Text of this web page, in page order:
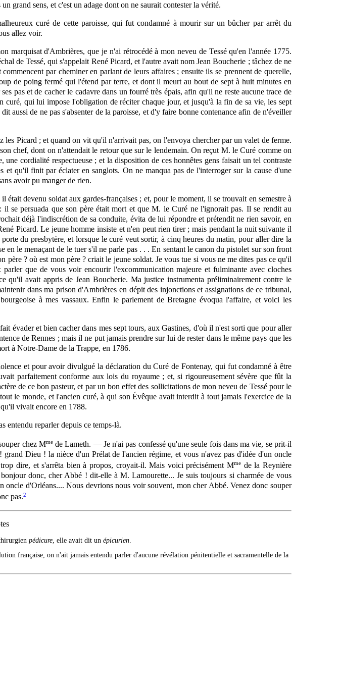
grand sens, et c'est un adage dont on ne saurait contester la vérité.
curé de cette paroisse, qui fut condamné à mourir sur unbûcherpar arrêt du
allez voir.
marquisat d'Ambrières, que je n'ai rétrocédé à mon neveu de Tessé qu'en l'année 1775.
de Tessé, qui s'appelait René Picard, et l'autre avait nom Jean Boucherie ; tâchez de ne
par cheminer en parlant de leurs affaires ; ensuite ils se prennent de querelle,
de poing fermé qui l'étend par terre, et dont il meurt au bout de sept à huit minutes en
pas et de cacher le cadavre dans un fourré très épais, afin qu'il ne reste aucune trace de
qui lui impose l'obligation de réciter chaque jour, et jusqu'à la fin de sa vie, les sept
aussi de ne pas s'absenter de la paroisse, et d'y faire bonne contenance afin de n'éveiller
les Picard ; et quand on vit qu'il n'arrivait pas, on l'envoya chercher par un valet de ferme.
chef, dont on n'attendait le retour que sur le lendemain. On reçut M. le Curé comme on
cordialité respectueuse ; et la disposition de ces honnêtes gens faisait un tel contraste
qu'il finit par éclater en sanglots. On ne manqua pas de l'interroger sur la cause d'une
avoir pu manger de rien.
devenu soldat aux gardes-françaises ; et, pour le moment, il se trouvait en semestre à
se persuada que son père était mort et que M. le Curé ne l'ignorait pas. Il se rendit au
déjà l'indiscrétion de sa conduite, évita de lui répondre et prétendit ne rien savoir, en
Picard. Le jeune homme insiste et n'en peut rien tirer ; mais pendant la nuit suivante il
du presbytère, et lorsquele curé veut sortir, à cinq heures du matin, pour aller dire la
le menaçant de le tuer s'il ne parle pas . . . En sentant le canon du pistolet sur son front
? où est mon père ? criait le jeune soldat. Je vous tue si vous ne me dites pas ce qu'il
que de vous voir encourir l'excommunication majeure et fulminante avec cloches
avait appris de Jean Boucherie. Ma justice instrumenta préliminairement contre le
dans ma prison d'Ambrières en dépit des injonctions et assignations de ce tribunal,
à mes vassaux. Enfin le parlement de Bretagne évoqua l'affaire, et voici les
évader et bien cacher dans mes sept tours, aux Gastines, d'où il n'est sorti que pour aller
de Rennes ; mais il ne put jamais prendre sur lui de rester dans le même pays que les
à Notre-Dame de la Trappe, en 1786.
et pour avoir divulgué la déclaration du Curé de Fontenay, qui fut condamné à être
parfaitement conforme aux lois du royaume ; et, si rigoureusement sévère que fût la
de ce bon pasteur, et par un bon effet des sollicitations de mon neveu de Tessé pour le
le monde, et l'ancien curé, à qui son Évêque avait interdit à tout jamais l'exercice de la
vivait encore en 1788.
entendu reparler depuis ce temps-là.
chez Mmede Lameth. — Je n'ai pas confessé qu'une seule fois dans ma vie, se prit-il
Dieu ! la nièce d'un Prélat de l'ancien régime, et vous n'avez pas d'idée d'un oncle
dire, et s'arrêta bien à propos, croyait-il. Mais voici précisément Mme de la Reynière
donc, cher Abbé ! dit-elle à M. Lamourette... Je suis toujours si charmée de vous
d'Orléans.... Nous devrions nous voir souvent, mon cher Abbé. Venez donc souper
pas.2
pédicure , elle avait dit unépicurien
française, on n'ait jamais entendu parler d'aucune révélation pénitentielle et sacramentelle de la